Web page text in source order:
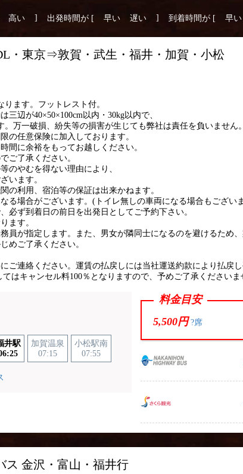
高い ] 出発時間が [ 早い 遅い ] 到着時間が [ 早い
・東京⇒敦賀・武生・福井・加賀・小松
ます。フットレスト付。
辺が40×50×100cm以内・30kg以内で、
万一破損、紛失等の損害が生じても弊社は責任を負いません。
の任意保険に加入しております。
間に余裕をもってお越しください。
ご了承ください。
のやむを得ない理由により、
います。
の利用、宿泊等の保証は出来かねます。
る場合がございます。(トイレ無しの車両になる場合もござい
必ず到着日の前日を出発日としてご予約下さい。
ます。
員が指定します。また、男女が隣同士になるのを避けるため
めご了承ください。
ご連絡ください。運賃の払戻しには当社運送約款により払戻
はキャンセル料100％となりますので、予めご了承くださいま
井駅
加賀温泉
07:15
小松駅南
07:55
料金目安
5,500円?席
金沢・富山・福井行